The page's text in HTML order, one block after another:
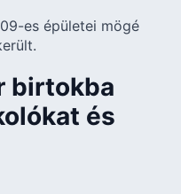
birtokba
és